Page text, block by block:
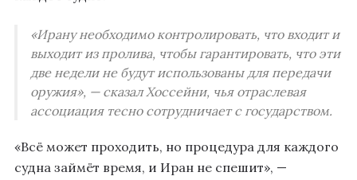
«Ирану необходимо контролировать, что входит и
выходит из пролива, чтобы гарантировать, что эти
две недели не будут использованы для передачи
оружия», — сказал Хоссейни, чья отраслевая
ассоциация тесно сотрудничает с государством.
«Всё может проходить, но процедура для каждого
судна займёт время, и Иран не спешит», —